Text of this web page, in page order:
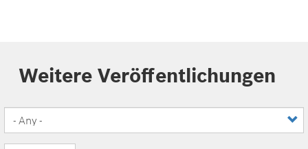
Weitere Veröffentlichungen